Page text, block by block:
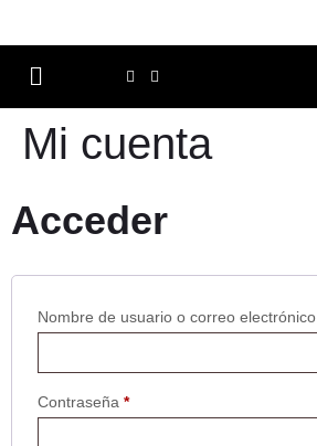
Mi cuenta
Acceder
Nombre de usuario o correo electrónico
Contraseña *